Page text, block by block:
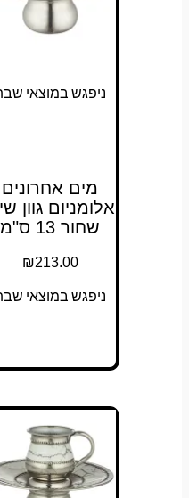
ניפגש במוצאי שבת
מים אחרונים
אלומניום גוון שיש
שחור 13 ס"מ
₪213.00
ניפגש במוצאי שבת